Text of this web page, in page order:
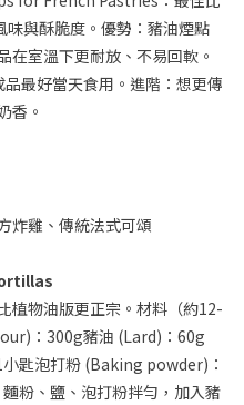
與酥脆度。優勢：豬油煙點
在室溫下更耐放、不易回軟。
最好當天食用。進階：想更傳
香。
炸雞、傳統法式可頌
植物油版更正宗。材料（約12-
：300g豬油 (Lard)：60g
匙泡打粉 (Baking powder)：
粉、鹽、泡打粉拌勻，加入豬